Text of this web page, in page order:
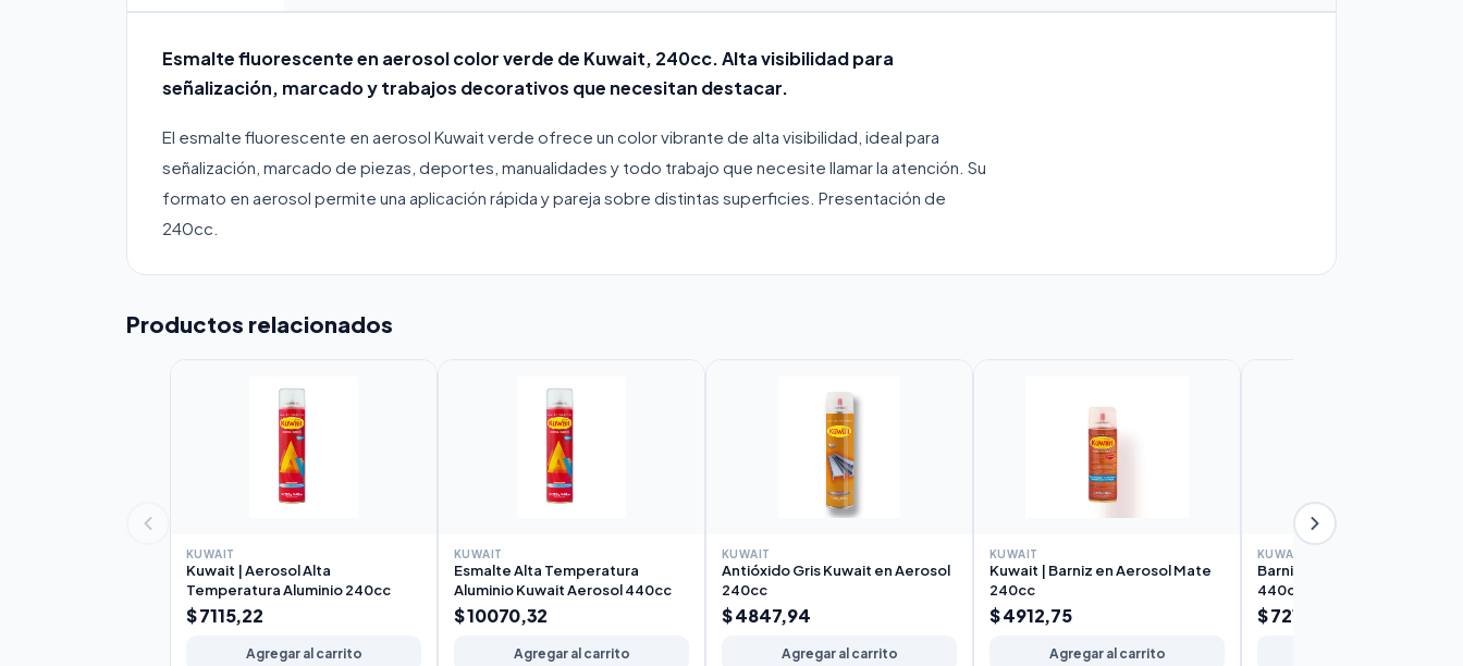
Esmalte fluorescente en aerosol color verde de Kuwait, 240cc. Alta visibilidad para
señalización, marcado y trabajos decorativos que necesitan destacar.
El esmalte fluorescente en aerosol Kuwait verde ofrece un color vibrante de alta visibilidad, ideal para
señalización, marcado de piezas, deportes, manualidades y todo trabajo que necesite llamar la atención. Su
formato en aerosol permite una aplicación rápida y pareja sobre distintas superficies. Presentación de
240cc.
Productos relacionados
KUWAIT
Kuwait | Aerosol Alta
Temperatura Aluminio 240cc
$ 7115,22
Agregar al carrito
KUWAIT
Esmalte Alta Temperatura
Aluminio Kuwait Aerosol 440cc
$ 10070,32
Agregar al carrito
KUWAIT
Antióxido Gris Kuwait en Aerosol
240cc
$ 4847,94
Agregar al carrito
KUWAIT
Kuwait | Barniz en Aerosol Mate
240cc
$ 4912,75
Agregar al carrito
KUWAIT
Barniz Mate Kuwait en
440cc
$ 7219,80